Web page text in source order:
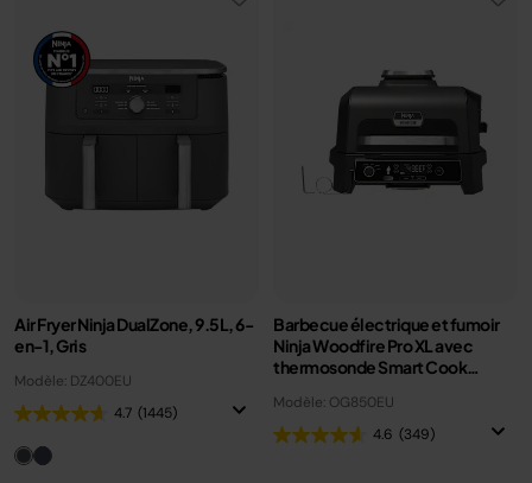
Air Fryer Ninja DualZone, 9.5L, 6-
en-1, Gris
Modèle: DZ400EU
4.7 (1445)
Barbecue électrique et fumoir
Ninja Woodfire Pro XL avec
thermosonde Smart Cook
Modèle: OG850EU
4.6 (349)